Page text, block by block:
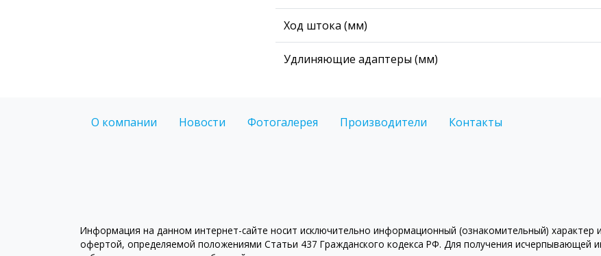
Ход штока (мм)
Удлиняющие адаптеры (мм)
О компании Новости Фотогалерея Производители Контакты
Информация на данном интернет-сайте носит исключительно информационный (ознакомительный) характер и
офертой, определяемой положениями Статьи 437 Гражданского кодекса РФ. Для получения исчерпывающей